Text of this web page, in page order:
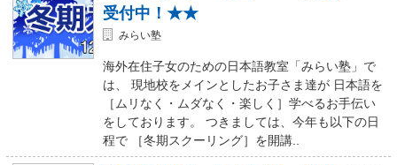
受付中！★★
みらい塾
海外在住子女のための日本語教室「みらい塾」で
は、 現地校をメインとしたお子さま達が 日本語を
［ムリなく・ムダなく・楽しく］学べるお手伝い
をしております。 つきましては、今年も以下の日
程で ［冬期スクーリング］を開講..